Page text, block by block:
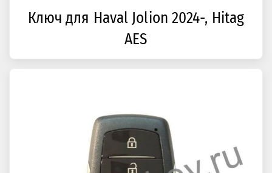
Ключ для Haval Jolion 2024-, Hitag
AES